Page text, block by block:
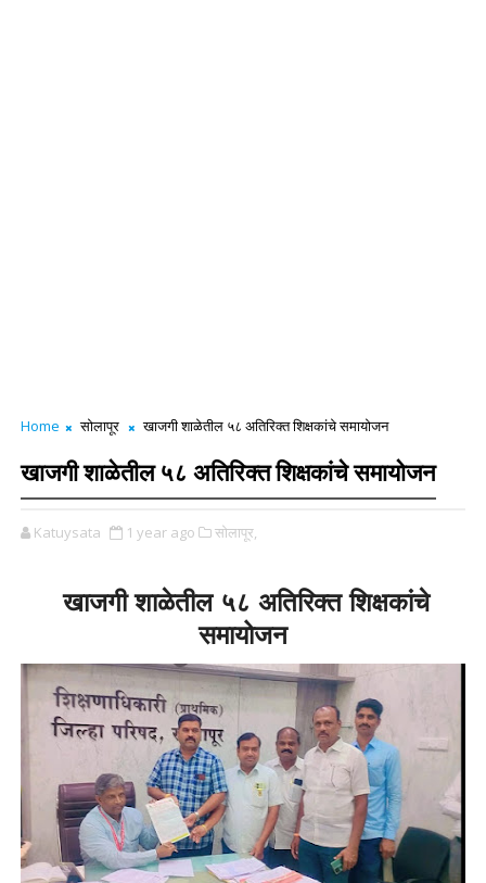
Home सोलापूर खाजगी शाळेतील ५८ अतिरिक्त शिक्षकांचे समायोजन
खाजगी शाळेतील ५८ अतिरिक्त शिक्षकांचे समायोजन
Katuysata 1 year ago सोलापूर,
खाजगी शाळेतील ५८ अतिरिक्त शिक्षकांचे
समायोजन